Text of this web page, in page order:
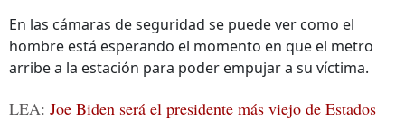
En las cámaras de seguridad se puede ver como el
hombre está esperando el momento en que el metro
arribe a la estación para poder empujar a su víctima.
LEA: Joe Biden será el presidente más viejo de Estados